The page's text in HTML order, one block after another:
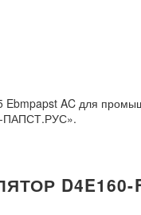
AC для
ПАПСТ.РУС».
D4E160-